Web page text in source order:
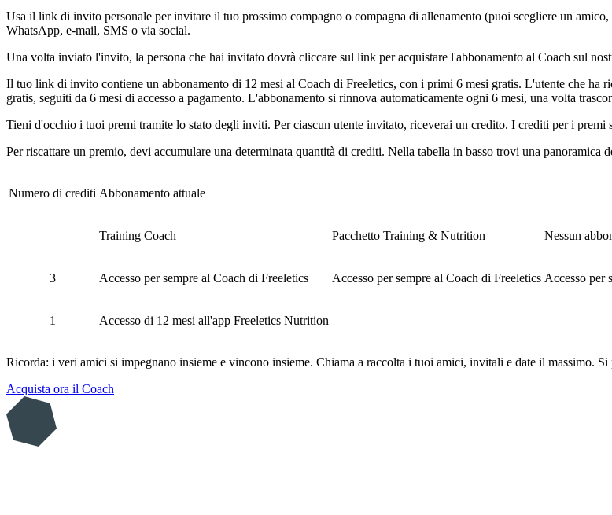
Usa il link di invito personale per invitare il tuo prossimo compagno o compagna di allenamento (puoi scegliere un
WhatsApp, e-mail, SMS o via social.
Una volta inviato l'invito, la persona che hai invitato dovrà cliccare sul link per acquistare l'abbonamento al Coach sul
Il tuo link di invito contiene un abbonamento di 12 mesi al Coach di Freeletics, con i primi 6 mesi gratis. L'utente che ha
gratis, seguiti da 6 mesi di accesso a pagamento. L'abbonamento si rinnova automaticamente ogni 6 mesi, una volta
Tieni d'occhio i tuoi premi tramite lo stato degli inviti. Per ciascun utente invitato, riceverai un credito. I crediti per i
Per riscattare un premio, devi accumulare una determinata quantità di crediti. Nella tabella in basso trovi una panoramica
Numero di crediti Abbonamento attuale
Training Coach Pacchetto Training & Nutrition Nessun
3 Accesso per sempre al Coach di Freeletics Accesso per sempre al Coach di Freeletics Accesso per
1 Accesso di 12 mesi all'app Freeletics Nutrition
Ricorda: i veri amici si impegnano insieme e vincono insieme. Chiama a raccolta i tuoi amici, invitali e date il massimo. Si
Acquista ora il Coach